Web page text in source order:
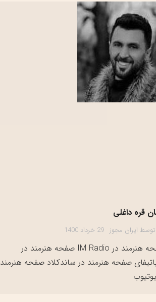
قره داغلی
توسط ایران مجوز 29 خرداد 1400
صفحه هنرمند در IM Radio صفحه هنرمند در
صفحه هنرمند در ساندکلاد صفحه هنرمند